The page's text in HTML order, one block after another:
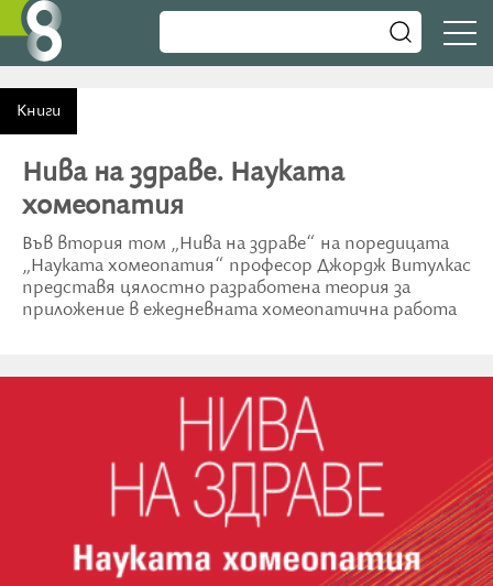
Книги
Нива на здраве. Науката
хомеопатия
Във втория том „Нива на здраве“ на поредицата
„Науката хомеопатия“ професор Джордж Витулкас
представя цялостно разработена теория за
приложение в ежедневната хомеопатична работа